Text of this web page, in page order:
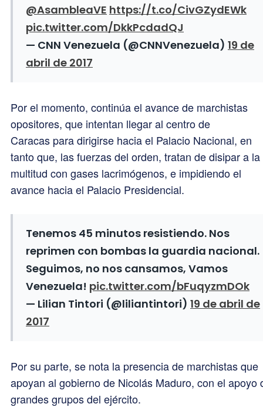
@AsambleaVE https://t.co/CivGZydEWk
pic.twitter.com/DkkPcdadQJ
— CNN Venezuela (@CNNVenezuela) 19 de
abril de 2017
Por el momento, continúa el avance de marchistas
opositores, que intentan llegar al centro de
Caracas para dirigirse hacia el Palacio Nacional, en
tanto que, las fuerzas del orden, tratan de disipar a la
multitud con gases lacrimógenos, e impidiendo el
avance hacia el Palacio Presidencial.
Tenemos 45 minutos resistiendo. Nos
reprimen con bombas la guardia nacional.
Seguimos, no nos cansamos, Vamos
Venezuela! pic.twitter.com/bFuqyzmDOk
— Lilian Tintori (@liliantintori) 19 de abril de
2017
Por su parte, se nota la presencia de marchistas que
apoyan al gobierno de Nicolás Maduro, con el apoyo
grandes grupos del ejército.